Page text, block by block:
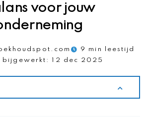
voor jouw
9 min leestijd
bijgewerkt:
12 dec 2025